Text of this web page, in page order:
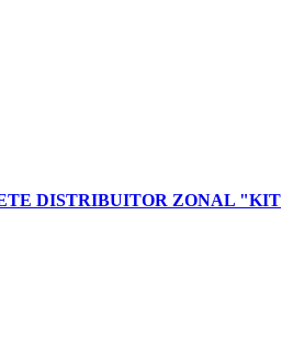
DISTRIBUITOR ZONAL "KIT